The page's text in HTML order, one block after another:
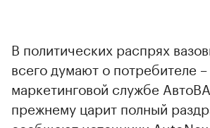
В политических распрях
всего думают о потребителе –
маркетинговой службе
прежнему царит полный